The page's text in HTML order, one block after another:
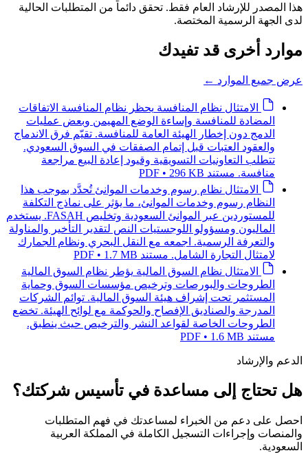
هذا المصدر للإرشاد العام فقط. تحقق دائماً من المتطلبات الحالية
لدى الجهة الرسمية المختصة.
موارد أخرى قد تفيدك
عرض جميع الموارد ←
الامتثال نظام المنافسة يحظر نظام المنافسة الاتفاقات
المضادة للمنافسة وإساءة الوضع المهيمن وبعض عمليات
الدمج دون إخطار الهيئة العامة للمنافسة. تقيّم فرق الاندماج
والعقود العتبات قبل إتمام الصفقات في السوق السعودي.
تتطلب التعاونيات التسويقية وقيود إعادة البيع مراجعة
منافسة. مستند PDF • 296 KB
الامتثال نظام رسوم وخدمات الموانئ تُحدَّد بموجب هذا
النظام رسوم وخدمات الموانئ، ما يؤثر على نماذج التكلفة
للمستوردين عبر الموانئ السعودية وتخليص FASAH. يستخدم
الماليون ومسؤولو اللوجستيات النص لتقدير التأخير والمناولة
والتعرفة الرسمية. اجمعه مع النقل البحري ونظام الجمارك
لامتثال التجارة الشامل. مستند PDF • 1.7 MB
الامتثال نظام السوق المالية يؤطر نظام السوق المالية
الطروحات والبورصات وترخيص مؤسسات السوق وحماية
المستثمر تحت إشراف هيئة السوق المالية. توائم الشركات
المدرجة والصناديق الإفصاح والحوكمة مع لوائح الهيئة. تخضع
الطروحات الخاصة لقواعد النشر والترخيص حيث ينطبق.
مستند PDF • 1.6 MB
الدعم والإرشاد
هل تحتاج إلى مساعدة في تأسيس شركتك؟
احصل على دعم من الخبراء لمساعدتك في فهم المتطلبات
والمنصات وإجراءات التسجيل الكاملة في المملكة العربية
السعودية.